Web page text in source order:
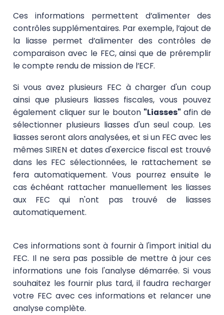
Ces informations permettent d’alimenter des
contrôles supplémentaires. Par exemple, l’ajout de
la liasse permet d’alimenter des contrôles de
comparaison avec le FEC, ainsi que de préremplir
le compte rendu de mission de l’ECF.
Si vous avez plusieurs FEC à charger d'un coup
ainsi que plusieurs liasses fiscales, vous pouvez
également cliquer sur le bouton "Liasses"afin de
sélectionner plusieurs liasses d'un seul coup. Les
liasses seront alors analysées, et si un FEC avec les
mêmes SIREN et dates d'exercice fiscal est trouvé
dans les FEC sélectionnées, le rattachement se
fera automatiquement. Vous pourrez ensuite le
cas échéant rattacher manuellement les liasses
aux FEC qui n'ont pas trouvé de liasses
automatiquement.
Ces informations sont à fournir à l'import initial du
FEC. Il ne sera pas possible de mettre à jour ces
informations une fois l'analyse démarrée. Si vous
souhaitez les fournir plus tard, il faudra recharger
votre FEC avec ces informations et relancer une
analyse complète.